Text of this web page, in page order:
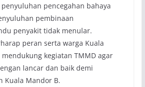
pencegahan bahaya
pembinaan
penyakit tidak menular.
peran serta warga Kuala
kegiatan TMMD agar
lancar dan baik demi
Kuala Mandor B.